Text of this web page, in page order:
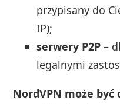
przypisany do
IP);
serwery P2P –
legalnymi
NordVPN może